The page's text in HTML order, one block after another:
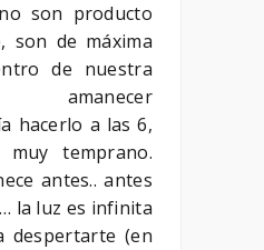
son producto
son de máxima
de nuestra
amanecer
hacerlo a las 6,
temprano.
antes.. antes
la luz es infinita
despertarte (en